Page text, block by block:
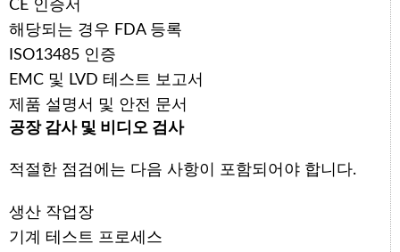
CE 인증서
해당되는 경우 FDA 등록
ISO13485 인증
EMC 및 LVD 테스트 보고서
제품 설명서 및 안전 문서
공장 감사 및 비디오 검사
적절한 점검에는 다음 사항이 포함되어야 합니다.
생산 작업장
기계 테스트 프로세스